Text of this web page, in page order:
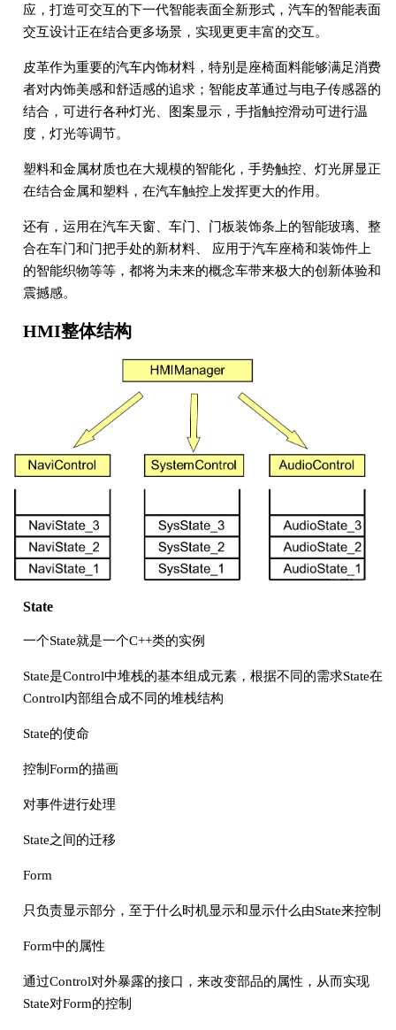
应，打造可交互的下一代智能表面全新形式，汽车的智能表面
交互设计正在结合更多场景，实现更更丰富的交互。
皮革作为重要的汽车内饰材料，特别是座椅面料能够满足消费
者对内饰美感和舒适感的追求；智能皮革通过与电子传感器的
结合，可进行各种灯光、图案显示，手指触控滑动可进行温
度，灯光等调节。
塑料和金属材质也在大规模的智能化，手势触控、灯光屏显正
在结合金属和塑料，在汽车触控上发挥更大的作用。
还有，运用在汽车天窗、车门、门板装饰条上的智能玻璃、整
合在车门和门把手处的新材料、 应用于汽车座椅和装饰件上
的智能织物等等，都将为未来的概念车带来极大的创新体验和
震撼感。
HMI整体结构
State
一个State就是一个C++类的实例
State是Control中堆栈的基本组成元素，根据不同的需求State在
Control内部组合成不同的堆栈结构
State的使命
控制Form的描画
对事件进行处理
State之间的迁移
Form
只负责显示部分，至于什么时机显示和显示什么由State来控制
Form中的属性
通过Control对外暴露的接口，来改变部品的属性，从而实现
State对Form的控制